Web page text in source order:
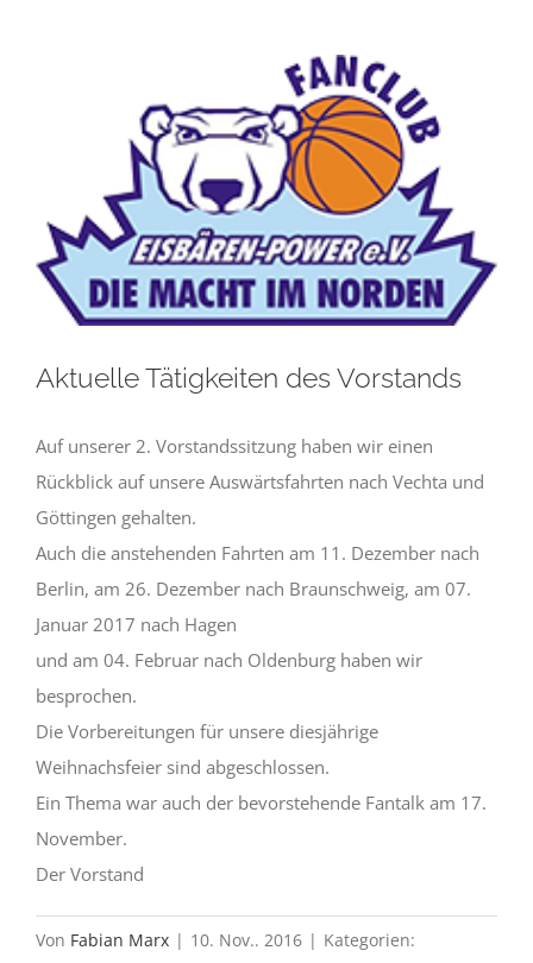
Aktuelle Tätigkeiten des Vorstands
Auf unserer 2. Vorstandssitzung haben wir einen
Rückblick auf unsere Auswärtsfahrten nach Vechta und
Göttingen gehalten.
Auch die anstehenden Fahrten am 11. Dezember nach
Berlin, am 26. Dezember nach Braunschweig, am 07.
Januar 2017 nach Hagen
und am 04. Februar nach Oldenburg haben wir
besprochen.
Die Vorbereitungen für unsere diesjährige
Weihnachsfeier sind abgeschlossen.
Ein Thema war auch der bevorstehende Fantalk am 17.
November.
Der Vorstand
Von Fabian Marx | 10. Nov.. 2016 | Kategorien: